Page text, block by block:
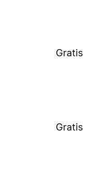
Gratis
Gratis